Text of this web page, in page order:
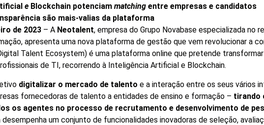
e Blockchain potenciam matching entre empresas e candidatos
são mais-valias da plataforma
de 2023 – A Neotalent, empresa do Grupo Novabase especializada no
apresenta uma nova plataforma de gestão que vem revolucionar a
Talent Ecosystem) é uma plataforma online que pretende
de TI, recorrendo à Inteligência Artificial e Blockchain.
digitalizar o mercado de talento e a interação entre os seus vários
fornecedoras de talento a entidades de ensino e formação – tirando
os agentes no processo de recrutamento e desenvolvimento de
um conjunto de funcionalidades inovadoras de seleção,